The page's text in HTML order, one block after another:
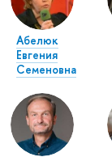
Абелюк
Евгения
Семеновна